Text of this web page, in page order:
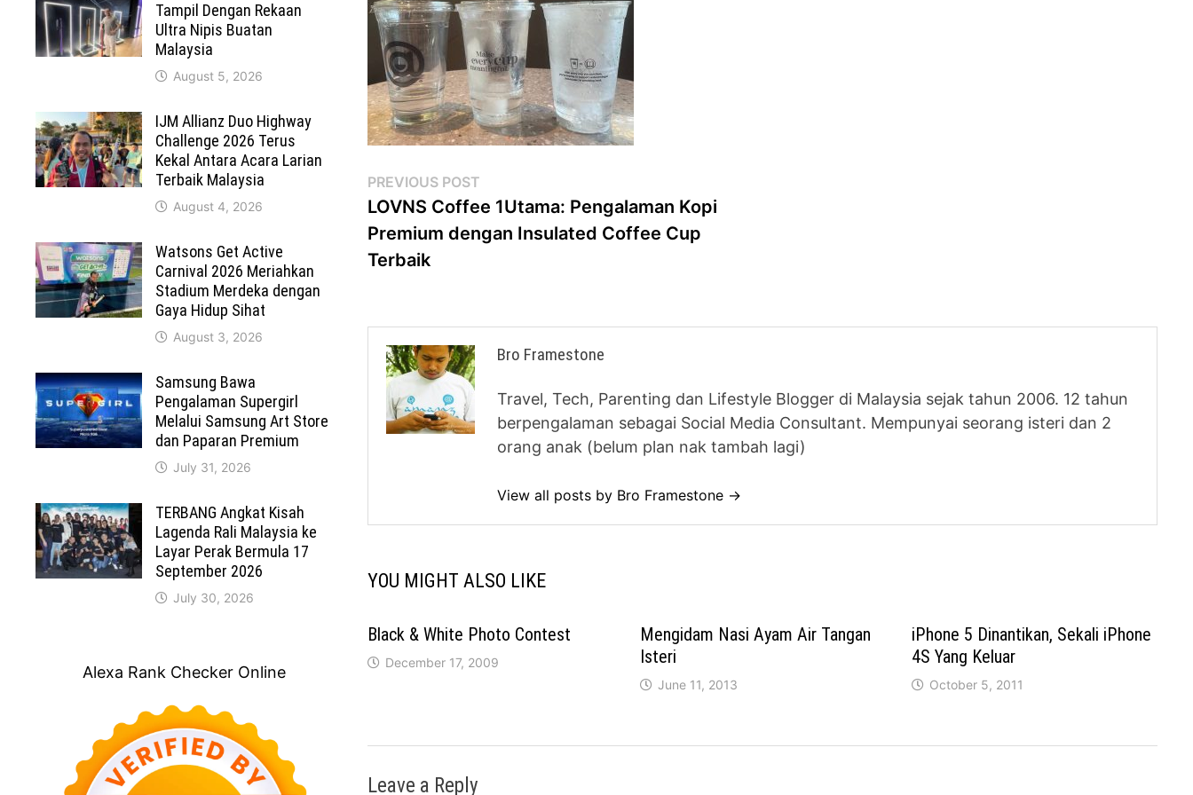
Post
navigation
PREVIOUS POST
post:
LOVNS Coffee 1Utama: Pengalaman Kopi
Premium dengan Insulated Coffee Cup
Terbaik
Bro Framestone
Travel, Tech, Parenting dan Lifestyle Blogger di Malaysia sejak tahun 2006. 12 tahun
berpengalaman sebagai Social Media Consultant. Mempunyai seorang isteri dan 2
orang anak (belum plan nak tambah lagi)
View all posts by Bro Framestone →
YOU MIGHT ALSO LIKE
Black & White Photo Contest
December 17, 2009
Mengidam Nasi Ayam Air Tangan
Isteri
June 11, 2013
iPhone 5 Dinantikan, Sekali iPhone
4S Yang Keluar
October 5, 2011
Leave a Reply
Tampil Dengan Rekaan
Ultra Nipis Buatan
Malaysia
August 5, 2026
IJM Allianz Duo Highway
Challenge 2026 Terus
Kekal Antara Acara Larian
Terbaik Malaysia
August 4, 2026
Watsons Get Active
Carnival 2026 Meriahkan
Stadium Merdeka dengan
Gaya Hidup Sihat
August 3, 2026
Samsung Bawa
Pengalaman Supergirl
Melalui Samsung Art Store
dan Paparan Premium
July 31, 2026
TERBANG Angkat Kisah
Lagenda Rali Malaysia ke
Layar Perak Bermula 17
September 2026
July 30, 2026
Alexa Rank Checker Online